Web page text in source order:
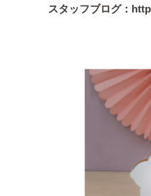
スタッフブログ：